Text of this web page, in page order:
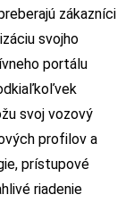
zákazníci
svojho
portálu
svoj vozový
profilov a
prístupové
riadenie